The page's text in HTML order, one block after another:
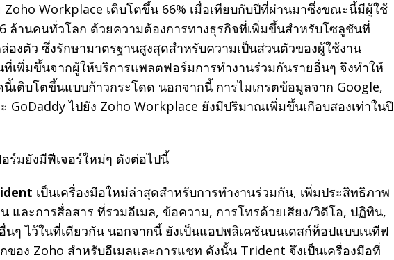
Zoho Workplace เติบโตขึ้น 66% เมื่อเทียบกับปีที่ผ่านมาซึ่งขณะนี้มีผู้ใช้
ล้านคนทั่วโลก ด้วยความต้องการทางธุรกิจที่เพิ่มขึ้นสำหรับโซลูชันที่
องตัว ซึ่งรักษามาตรฐานสูงสุดสำหรับความเป็นส่วนตัวของผู้ใช้งาน
เพิ่มขึ้นจากผู้ให้บริการแพลตฟอร์มการทำงานร่วมกันรายอื่นๆ จึงทำให้
เติบโตขึ้นแบบก้าวกระโดด นอกจากนี้ การไมเกรตข้อมูลจาก Google,
GoDaddy ไปยัง Zoho Workplace ยังมีปริมาณเพิ่มขึ้นเกือบสองเท่าในปี
ร์มยังมีฟีเจอร์ใหม่ๆ ดังต่อไปนี้
เป็นเครื่องมือใหม่ล่าสุดสำหรับการทำงานร่วมกัน, เพิ่มประสิทธิภาพ
และการสื่อสาร ที่รวมอีเมล, ข้อความ, การโทรด้วยเสียง/วิดีโอ, ปฏิทิน,
นๆ ไว้ในที่เดียวกัน นอกจากนี้ ยังเป็นแอปพลิเคชันบนเดสก์ท็อปแบบเนทีฟ
ของ Zoho สำหรับอีเมลและการแชท ดังนั้น Trident จึงเป็นเครื่องมือที่